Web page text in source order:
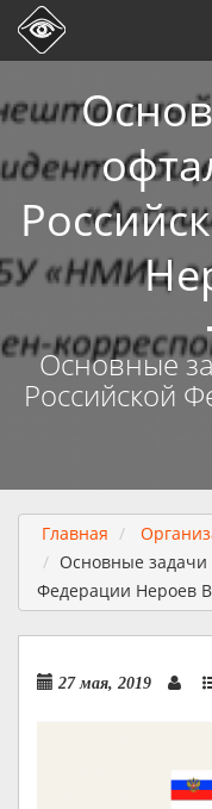
Основные
Российской
Главная
Основные задачи
Федерации Нероев
27 мая, 2019